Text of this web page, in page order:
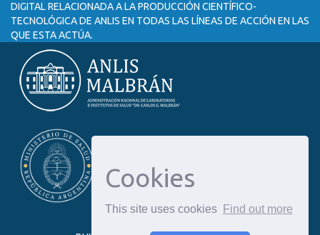
Cookies
This site uses cookies Find out more
DIGITAL RELACIONADA A LA PRODUCCIÓN CIENTÍFICO-
TECNOLÓGICA DE ANLIS EN TODAS LAS LÍNEAS DE ACCIÓN EN LAS
QUE ESTA ACTÚA.